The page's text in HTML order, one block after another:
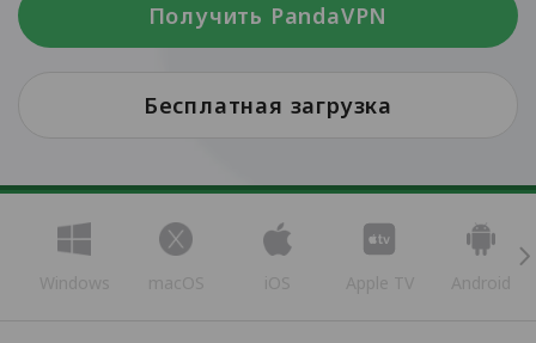
Получить PandaVPN
Бесплатная загрузка
Windows macOS iOS Apple TV Android